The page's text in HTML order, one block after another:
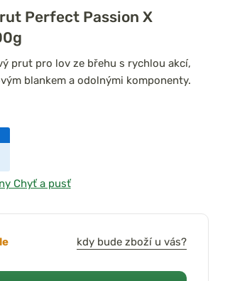
Perfect Passion X
prut pro lov ze břehu s rychlou akcí,
blankem a odolnými komponenty.
Chyť a pusť
kdy bude zboží u vás?